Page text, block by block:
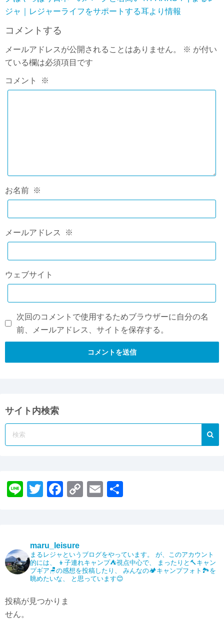
ジャ｜レジャーライフをサポートする耳より情報
コメントする
メールアドレスが公開されることはありません。 ※ が付い
ている欄は必須項目です
コメント ※
お名前 ※
メールアドレス ※
ウェブサイト
次回のコメントで使用するためブラウザーに自分の名
前、メールアドレス、サイトを保存する。
サイト内検索
Li
T
F
b
o
o
k
C
Li
n
k
E
maru_leisure
まるレジャというブログをやっています。 が、このアカウント
的には、
👦子連れキャンプ⛺️視点中心で、
まったりと🔨キャン
プギア🪑の感想を投稿したり、
みんなの🏕️キャンプフォト🏞️を
眺めたいな、
と思っています😊
投稿が見つかりま
せん。